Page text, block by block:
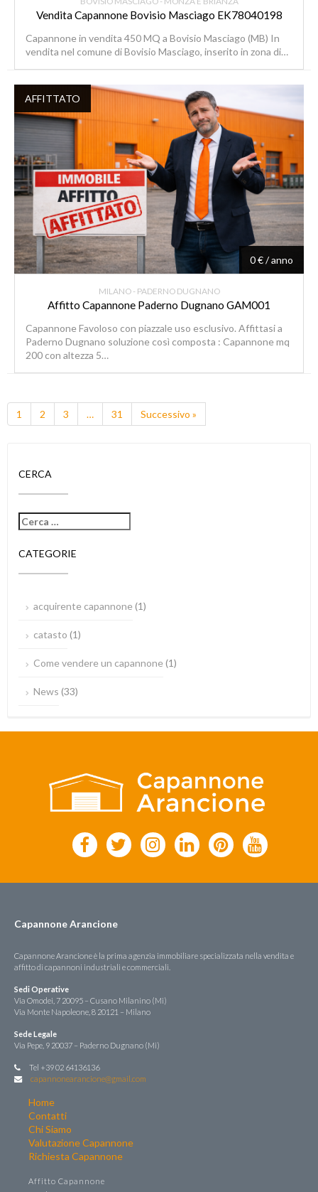
Vendita Capannone Bovisio Masciago EK78040198
Capannone in vendita 450 MQ a Bovisio Masciago (MB) In
vendita nel comune di Bovisio Masciago, inserito in zona di…
AFFITTATO
0 € / anno
MILANO - PADERNO DUGNANO
Affitto Capannone Paderno Dugnano GAM001
Capannone Favoloso con piazzale uso esclusivo. Affittasi a
Paderno Dugnano soluzione così composta : Capannone mq
200 con altezza 5…
1 2 3 … 31 Successivo »
CERCA
CATEGORIE
acquirente capannone (1)
catasto (1)
Come vendere un capannone (1)
News (33)
Capannone Arancione
Capannone Arancione è la prima agenzia immobiliare specializzata nella vendita e
affitto di capannoni industriali e commerciali.
Sedi Operative
Via Omodei, 7 20095 – Cusano Milanino (Mi)
Via Monte Napoleone, 8 20121 – Milano
Sede Legale
Via Pepe, 9 20037 – Paderno Dugnano (Mi)
Tel +39 02 64136136
capannonearancione@gmail.com
Home
Contatti
Chi Siamo
Valutazione Capannone
Richiesta Capannone
Affitto Capannone